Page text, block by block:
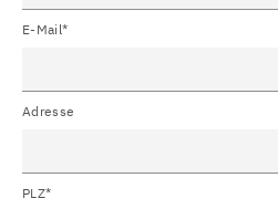
E-Mail*
Adresse
PLZ*